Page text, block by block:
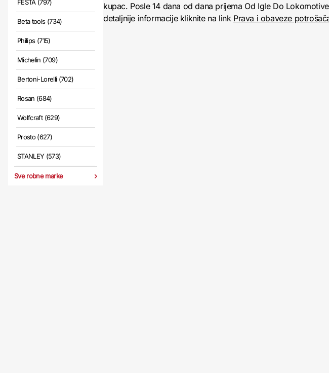
FESTA (797)
Beta tools (734)
Philips (715)
Michelin (709)
Bertoni-Lorelli (702)
Rosan (684)
Wolfcraft (629)
Prosto (627)
STANLEY (573)
Sve robne marke
kupac. Posle 14 dana od dana prijema Od Igle Do
detaljnije informacije kliknite na link Prava i obaveze